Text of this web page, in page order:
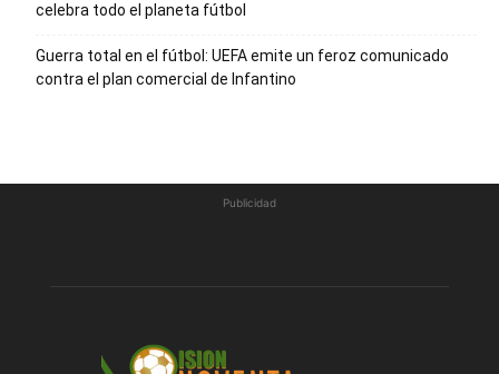
celebra todo el planeta fútbol
Guerra total en el fútbol: UEFA emite un feroz comunicado
contra el plan comercial de Infantino
Publicidad